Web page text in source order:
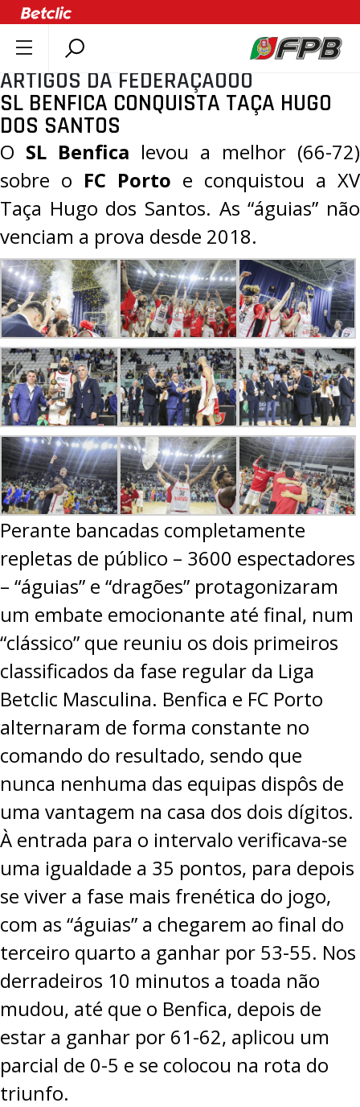
SOBRE A FPB
DOCUMENTOS
ÚLTIMAS
COMPETIÇÕES
ASSOCIAÇÕES
CLUBES
AGENTES
AGENDA
SELEÇÕES
MINIBASQUETE
ÁREA TÉCNICA
PROJETOS
LIGA BETCLIC MASCULINA
LIGA BETCLIC FEMININA
ARTIGOS DA FEDERAÇÃOOO
SL BENFICA CONQUISTA TAÇA HUGO
DOS SANTOS
O SL Benfica levou a melhor (66-72)
sobre o FC Porto e conquistou a XV
Taça Hugo dos Santos. As “águias” não
venciam a prova desde 2018.
Perante bancadas completamente
repletas de público – 3600 espectadores
– “águias” e “dragões” protagonizaram
um embate emocionante até final, num
“clássico” que reuniu os dois primeiros
classificados da fase regular da Liga
Betclic Masculina. Benfica e FC Porto
alternaram de forma constante no
comando do resultado, sendo que
nunca nenhuma das equipas dispôs de
uma vantagem na casa dos dois dígitos.
À entrada para o intervalo verificava-se
uma igualdade a 35 pontos, para depois
se viver a fase mais frenética do jogo,
com as “águias” a chegarem ao final do
terceiro quarto a ganhar por 53-55. Nos
derradeiros 10 minutos a toada não
mudou, até que o Benfica, depois de
estar a ganhar por 61-62, aplicou um
parcial de 0-5 e se colocou na rota do
triunfo.